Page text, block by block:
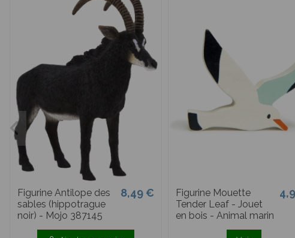
Figurine Antilope des
sables (hippotrague
noir) - Mojo 387145
8,49 €
Figurine Mouette
Tender Leaf - Jouet
en bois - Animal marin